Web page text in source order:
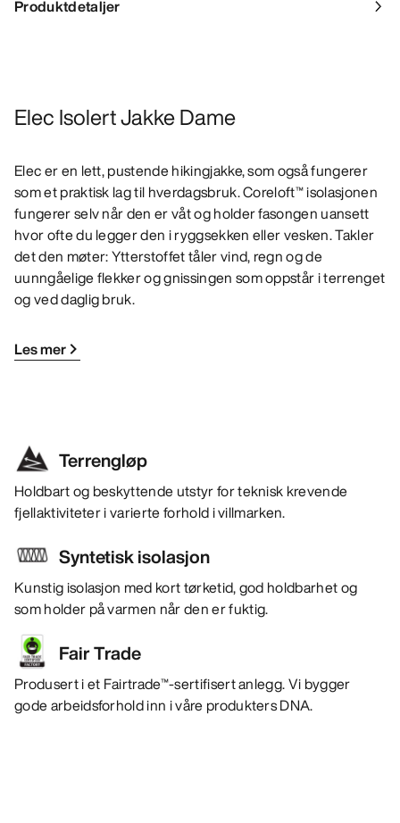
Produktdetaljer
Elec Isolert Jakke Dame
Elec er en lett, pustende hikingjakke, som også fungerer
som et praktisk lag til hverdagsbruk. Coreloft™ isolasjonen
fungerer selv når den er våt og holder fasongen uansett
hvor ofte du legger den i ryggsekken eller vesken. Takler
det den møter: Ytterstoffet tåler vind, regn og de
uunngåelige flekker og gnissingen som oppstår i terrenget
og ved daglig bruk.
Les mer
Terrengløp
Holdbart og beskyttende utstyr for teknisk krevende
fjellaktiviteter i varierte forhold i villmarken.
Syntetisk isolasjon
Kunstig isolasjon med kort tørketid, god holdbarhet og
som holder på varmen når den er fuktig.
Fair Trade
Produsert i et Fairtrade™-sertifisert anlegg. Vi bygger
gode arbeidsforhold inn i våre produkters DNA.